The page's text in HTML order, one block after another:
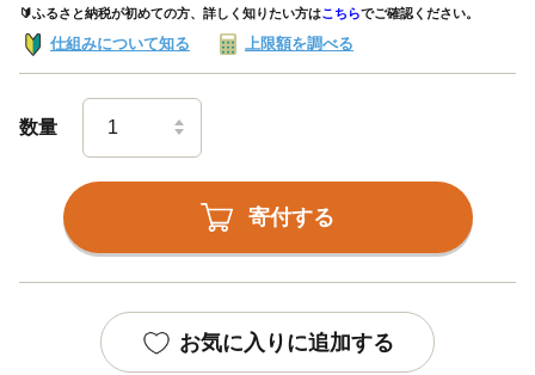
🔰ふるさと納税が初めての方、詳しく知りたい方はこちらでご確認ください。
仕組みについて知る 上限額を調べる
数量
寄付する
お気に入りに追加する